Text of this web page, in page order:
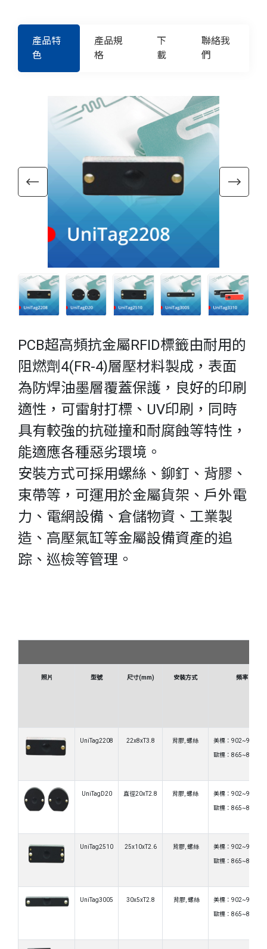
產品特
色
產品規
格
下
載
聯絡我
們
PCB超高頻抗金屬RFID標籤由耐用的
阻燃劑4(FR-4)層壓材料製成，表面
為防焊油墨層覆蓋保護，良好的印刷
適性，可雷射打標、UV印刷，同時
具有較強的抗碰撞和耐腐蝕等特性，
能適應各種惡劣環境。
安裝方式可採用螺絲、鉚釘、背膠、
束帶等，可運用於金屬貨架、戶外電
力、電網設備、倉儲物資、工業製
造、高壓氣缸等金屬設備資產的追
踪、巡檢等管理。
照片 型號 尺寸(mm) 安裝方式 頻率
UniTag2208 22x8xT3.8 背膠, 螺絲 美標：
歐標：
UniTagD20 直徑20xT2.8 背膠, 螺絲 美標：
歐標：
UniTag2510 25x10xT2.6 背膠, 螺絲 美標：
歐標：
UniTag3005 30x5xT2.8 背膠, 螺絲 美標：
歐標：